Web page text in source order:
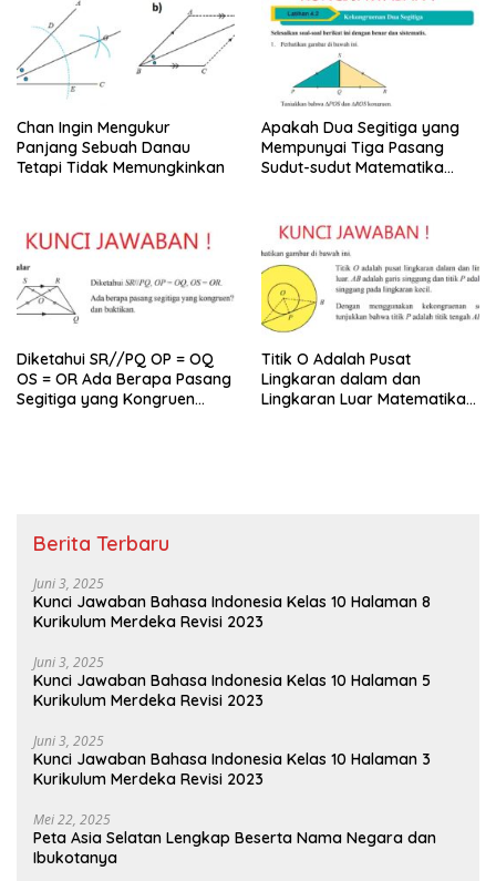
Chan Ingin Mengukur
Panjang Sebuah Danau
Tetapi Tidak Memungkinkan
Apakah Dua Segitiga yang
Mempunyai Tiga Pasang
Sudut-sudut Matematika
Diketahui SR//PQ OP = OQ
OS = OR Ada Berapa Pasang
Segitiga yang Kongruen
Titik O Adalah Pusat
Lingkaran dalam dan
Lingkaran Luar Matematika
Berita Terbaru
Juni 3, 2025
Kunci Jawaban Bahasa Indonesia Kelas 10 Halaman 8
Kurikulum Merdeka Revisi 2023
Juni 3, 2025
Kunci Jawaban Bahasa Indonesia Kelas 10 Halaman 5
Kurikulum Merdeka Revisi 2023
Juni 3, 2025
Kunci Jawaban Bahasa Indonesia Kelas 10 Halaman 3
Kurikulum Merdeka Revisi 2023
Mei 22, 2025
Peta Asia Selatan Lengkap Beserta Nama Negara dan
Ibukotanya